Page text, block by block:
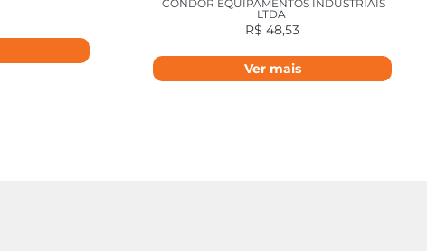
CONDOR EQUIPAMENTOS INDUSTRIAIS
LTDA
R$ 48,53
Ver mais